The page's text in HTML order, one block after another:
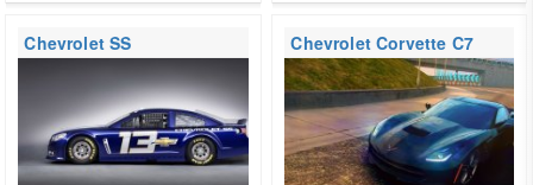
Chevrolet SS Chevrolet Corvette C7